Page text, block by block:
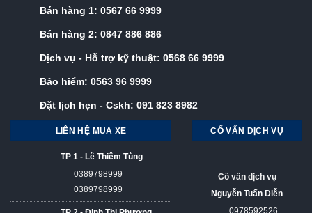
Bán hàng 1: 0567 66 9999
Bán hàng 2: 0847 886 886
Dịch vụ - Hỗ trợ kỹ thuật: 0568 66 9999
Bảo hiểm: 0563 96 9999
Đặt lịch hẹn - Cskh: 091 823 8982
LIÊN HỆ MUA XE
TP 1 - Lê Thiêm Tùng
0389798999
0389798999
CỐ VẤN DỊCH VỤ
Cố vấn dịch vụ
Nguyễn Tuấn Diễn